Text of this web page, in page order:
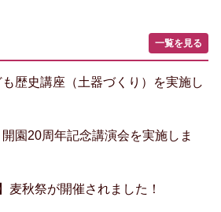
一覧を見る
歴史講座（土器づくり）を実施し
開園20周年記念講演会を実施しま
麦秋祭が開催されました！